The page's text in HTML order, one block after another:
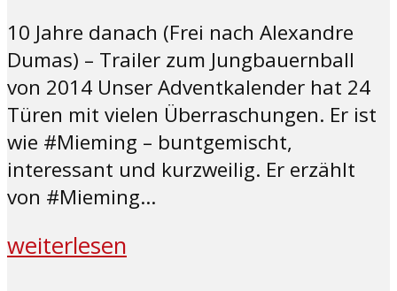
10 Jahre danach (Frei nach Alexandre
Dumas) – Trailer zum Jungbauernball
von 2014 Unser Adventkalender hat 24
Türen mit vielen Überraschungen. Er ist
wie #Mieming – buntgemischt,
interessant und kurzweilig. Er erzählt
von #Mieming...
weiterlesen